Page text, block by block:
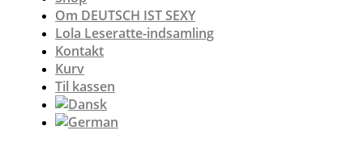
Om DEUTSCH IST SEXY
Lola Leseratte-indsamling
Kontakt
Kurv
Til kassen